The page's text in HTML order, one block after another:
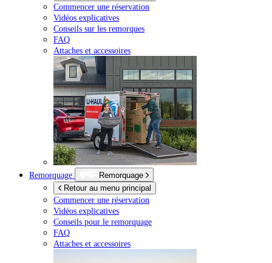
Commencer une réservation
Vidéos explicatives
Conseils sur les remorques
FAQ
Attaches et accessoires
Remorquage
Remorquage
Retour au menu principal
Commencer une réservation
Vidéos explicatives
Conseils pour le remorquage
FAQ
Attaches et accessoires